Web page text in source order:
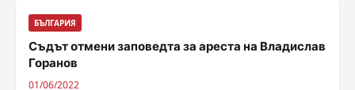
БЪЛГАРИЯ
Съдът отмени заповедта за ареста на Владислав
Горанов
01/06/2022